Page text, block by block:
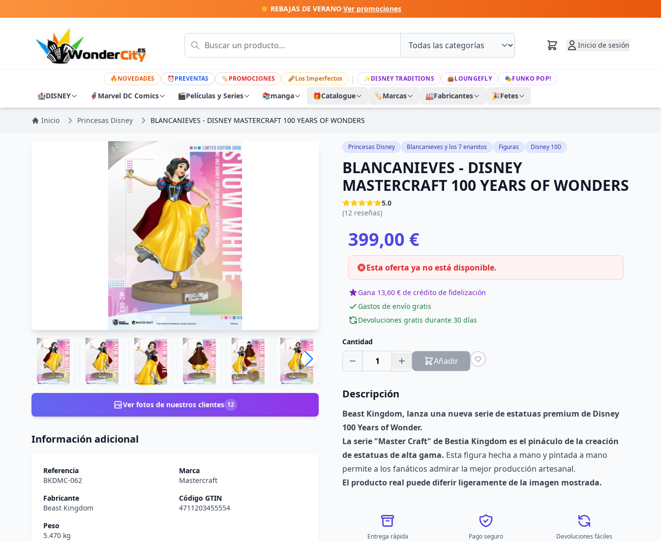
☀️ REBAJAS DE VERANO·Ver promociones
Inicio de sesión
🔥NOVEDADES ⏰PREVENTAS 🏷PROMOCIONES 🩹Los Imperfectos | ✨DISNEY TRADITIONS 👜LOUNGEFLY 🎭FUNKO POP!
🏰DISNEY 🦸 Marvel DC Comics 🎬Películas y Series 📚manga 🎁Catalogue 🏷️Marcas 🏭Fabricantes 🎉Fetes
Inicio Princesas Disney BLANCANIEVES - DISNEY MASTERCRAFT 100 YEARS OF WONDERS
Ver fotos de nuestros clientes 12
Información adicional
Referencia
BKDMC-062
Marca
Mastercraft
Fabricante
Beast Kingdom
Código GTIN
4711203455554
Peso
5.470 kg
Princesas Disney Blancanieves y los 7 enanitos Figuras Disney 100
BLANCANIEVES - DISNEY
MASTERCRAFT 100 YEARS OF WONDERS
5.0
(12 reseñas)
399,00 €
Esta oferta ya no está disponible.
Gana 13,60 € de crédito de fidelización
Gastos de envío gratis
Devoluciones gratis durante 30 días
Cantidad
1 Añadir
Descripción
Beast Kingdom, lanza una nueva serie de estatuas premium de Disney
100 Years of Wonder.
La serie "Master Craft" de Bestia Kingdom es el pináculo de la creación
de estatuas de alta gama. Esta figura hecha a mano y pintada a mano
permite a los fanáticos admirar la mejor producción artesanal.
El producto real puede diferir ligeramente de la imagen mostrada.
Entrega rápida Pago seguro Devoluciones fáciles